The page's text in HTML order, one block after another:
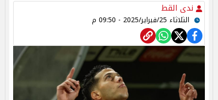
ندى القط
الثلاثاء 25/فبراير/2025 - 09:50 م